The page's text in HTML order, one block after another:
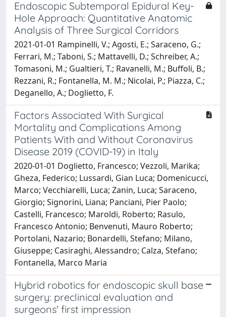
Endoscopic Subtemporal Epidural Key-
Hole Approach: Quantitative Anatomic
Analysis of Three Surgical Corridors
2021-01-01 Rampinelli, V.; Agosti, E.; Saraceno, G.;
Ferrari, M.; Taboni, S.; Mattavelli, D.; Schreiber, A.;
Tomasoni, M.; Gualtieri, T.; Ravanelli, M.; Buffoli, B.;
Rezzani, R.; Fontanella, M. M.; Nicolai, P.; Piazza, C.;
Deganello, A.; Doglietto, F.
Factors Associated With Surgical
Mortality and Complications Among
Patients With and Without Coronavirus
Disease 2019 (COVID-19) in Italy
2020-01-01 Doglietto, Francesco; Vezzoli, Marika;
Gheza, Federico; Lussardi, Gian Luca; Domenicucci,
Marco; Vecchiarelli, Luca; Zanin, Luca; Saraceno,
Giorgio; Signorini, Liana; Panciani, Pier Paolo;
Castelli, Francesco; Maroldi, Roberto; Rasulo,
Francesco Antonio; Benvenuti, Mauro Roberto;
Portolani, Nazario; Bonardelli, Stefano; Milano,
Giuseppe; Casiraghi, Alessandro; Calza, Stefano;
Fontanella, Marco Maria
Hybrid robotics for endoscopic skull base
surgery: preclinical evaluation and
surgeons' first impression